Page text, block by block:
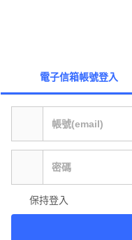
電子信箱帳號登入
保持登入